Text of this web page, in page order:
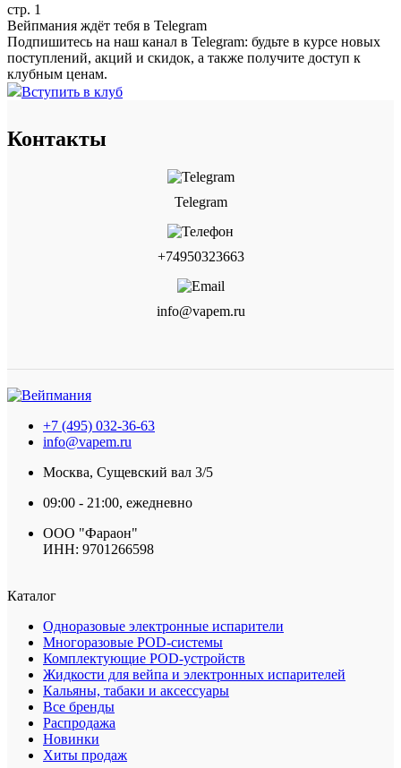
стр. 1
Вейпмания ждёт тебя в Telegram
Подпишитесь на наш канал в Telegram: будьте в курсе новых
поступлений, акций и скидок, а также получите доступ к
клубным ценам.
Вступить в клуб
Контакты
Telegram
+74950323663
info@vapem.ru
+7 (495) 032-36-63
info@vapem.ru
Москва, Сущевский вал 3/5
09:00 - 21:00, ежедневно
ООО "Фараон"
ИНН: 9701266598
Каталог
Одноразовые электронные испарители
Многоразовые POD-системы
Комплектующие POD-устройств
Жидкости для вейпа и электронных испарителей
Кальяны, табаки и аксессуары
Все бренды
Распродажа
Новинки
Хиты продаж